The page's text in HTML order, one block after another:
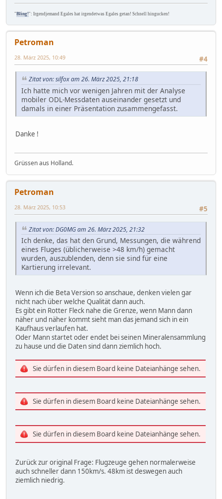
"Bling!": Irgendjemand Egales hat irgendetwas Egales getan! Schnell hingucken!
Petroman
#4
28. März 2025, 10:49
Zitat von: silfox am 26. März 2025, 21:18
Ich hatte mich vor wenigen Jahren mit der Analyse
mobiler ODL-Messdaten auseinander gesetzt und
damals in einer Präsentation zusammengefasst.
Danke !
Grüssen aus Holland.
Petroman
#5
28. März 2025, 10:53
Zitat von: DG0MG am 26. März 2025, 21:32
Ich denke, das hat den Grund, Messungen, die während
eines Fluges (üblicherweise >48 km/h) gemacht
wurden, auszublenden, denn sie sind für eine
Kartierung irrelevant.
Wenn ich die Beta Version so anschaue, denken vielen gar
nicht nach über welche Qualität dann auch.
Es gibt ein Rotter Fleck nahe die Grenze, wenn Mann dann
näher und näher kommt sieht man das jemand sich in ein
Kaufhaus verlaufen hat.
Oder Mann startet oder endet bei seinen Mineralensammlung
zu hause und die Daten sind dann ziemlich hoch.
Sie dürfen in diesem Board keine Dateianhänge sehen.
Sie dürfen in diesem Board keine Dateianhänge sehen.
Sie dürfen in diesem Board keine Dateianhänge sehen.
Zurück zur original Frage: Flugzeuge gehen normalerweise
auch schneller dann 150km/s. 48km ist deswegen auch
ziemlich niedrig.